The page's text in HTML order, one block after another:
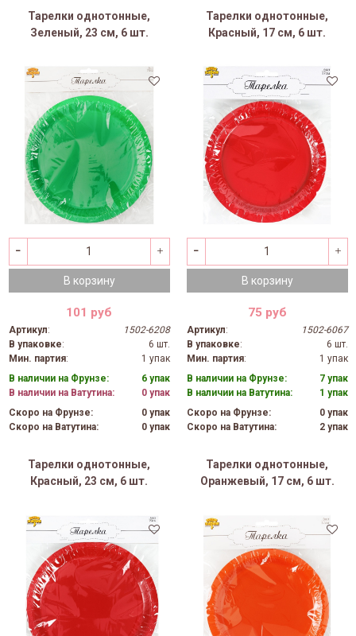
Тарелки однотонные,
Зеленый, 23 см, 6 шт.
В корзину
101 руб
Артикул:
1502-6208
В упаковке:
6 шт.
Мин. партия:
1 упак
В наличии на Фрунзе:
6 упак
В наличии на Ватутина:
0 упак
Скоро на Фрунзе:
0 упак
Скоро на Ватутина:
0 упак
Тарелки однотонные,
Красный, 17 см, 6 шт.
В корзину
75 руб
Артикул:
1502-6067
В упаковке:
6 шт.
Мин. партия:
1 упак
В наличии на Фрунзе:
7 упак
В наличии на Ватутина:
1 упак
Скоро на Фрунзе:
0 упак
Скоро на Ватутина:
2 упак
Тарелки однотонные,
Красный, 23 см, 6 шт.
Тарелки однотонные,
Оранжевый, 17 см, 6 шт.